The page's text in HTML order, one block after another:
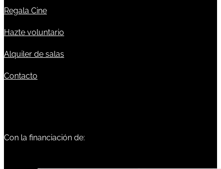
Regala Cine
Hazte voluntario
Alquiler de salas
Contacto
Con la financiación de: